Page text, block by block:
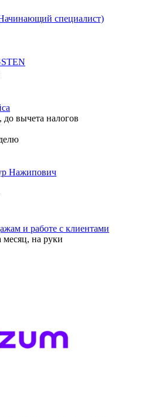
специалист)
до вычета налогов
Нажипович
и работе с клиентами
месяц, на руки